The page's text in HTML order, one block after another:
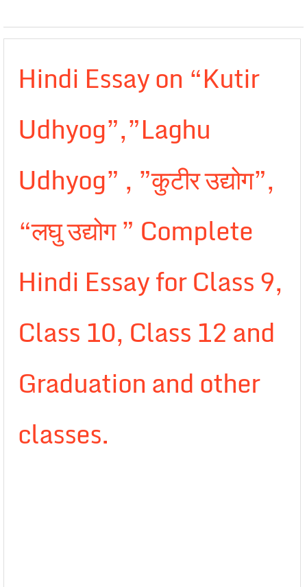
Hindi Essay on “Kutir
Udhyog”,”Laghu
Udhyog” , ”कुटीर उद्योग”,
“लघु उद्योग ” Complete
Hindi Essay for Class 9,
Class 10, Class 12 and
Graduation and other
classes.